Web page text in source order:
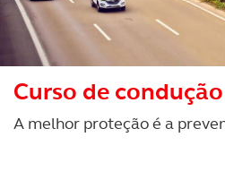
Curso de
A melhor proteção é a